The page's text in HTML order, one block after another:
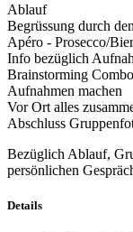
Ablauf
Begrüssung durch
Apéro - Prosecco/
Info bezüglich
Brainstorming
Aufnahmen machen
Vor Ort alles
Abschluss
Bezüglich Ablauf,
persönlichen
Details